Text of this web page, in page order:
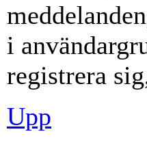
i
registrera
Upp